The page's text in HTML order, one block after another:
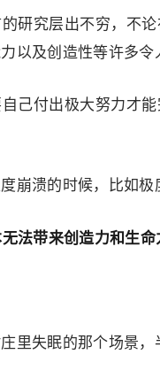
研究层出不穷，不
以及创造性等许多令
己付出极大努力才
崩溃的时候，比如
法带来创造力和生
里失眠的那个场景